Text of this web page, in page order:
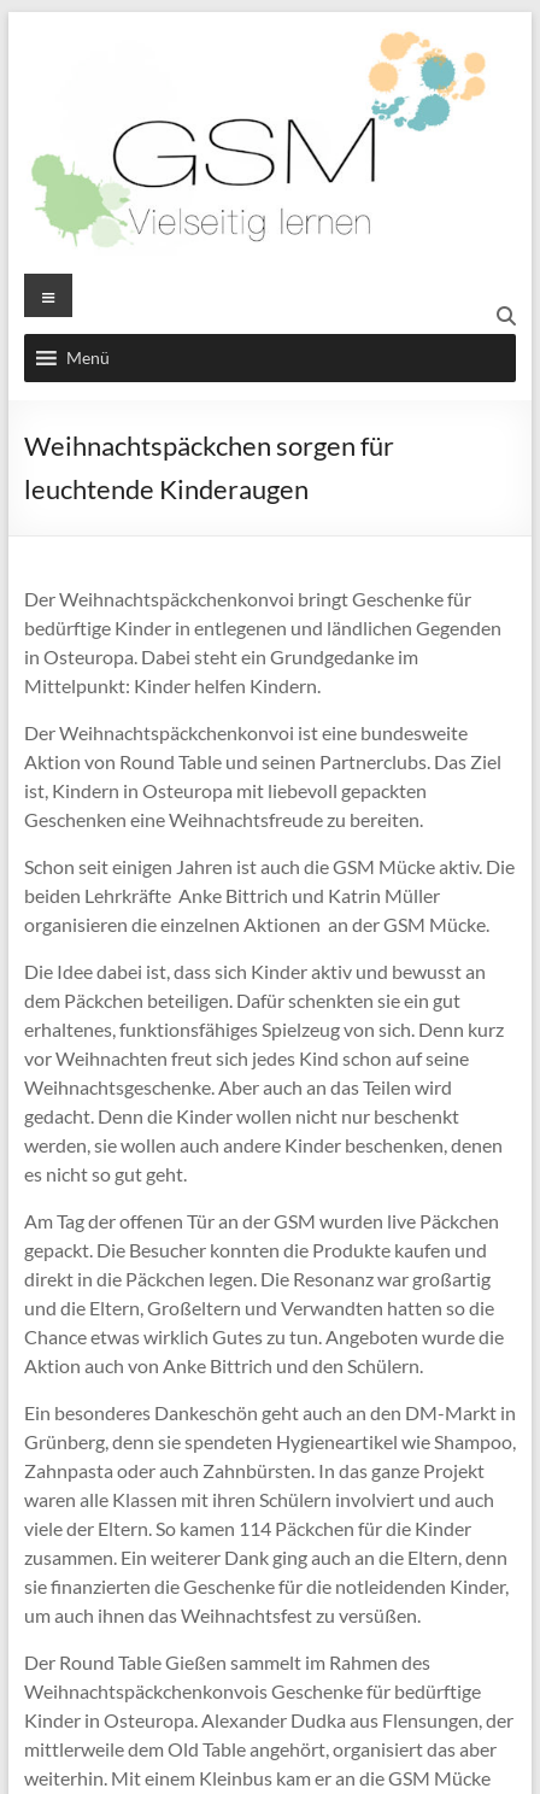
Gesamtschule
Mücke
Menü
Menü
Weihnachtspäckchen sorgen für
leuchtende Kinderaugen
Der Weihnachtspäckchenkonvoi bringt Geschenke für
bedürftige Kinder in entlegenen und ländlichen Gegenden
in Osteuropa. Dabei steht ein Grundgedanke im
Mittelpunkt: Kinder helfen Kindern.
Der Weihnachtspäckchenkonvoi ist eine bundesweite
Aktion von Round Table und seinen Partnerclubs. Das Ziel
ist, Kindern in Osteuropa mit liebevoll gepackten
Geschenken eine Weihnachtsfreude zu bereiten.
Schon seit einigen Jahren ist auch die GSM Mücke aktiv. Die
beiden Lehrkräfte Anke Bittrich und Katrin Müller
organisieren die einzelnen Aktionen an der GSM Mücke.
Die Idee dabei ist, dass sich Kinder aktiv und bewusst an
dem Päckchen beteiligen. Dafür schenkten sie ein gut
erhaltenes, funktionsfähiges Spielzeug von sich. Denn kurz
vor Weihnachten freut sich jedes Kind schon auf seine
Weihnachtsgeschenke. Aber auch an das Teilen wird
gedacht. Denn die Kinder wollen nicht nur beschenkt
werden, sie wollen auch andere Kinder beschenken, denen
es nicht so gut geht.
Am Tag der offenen Tür an der GSM wurden live Päckchen
gepackt. Die Besucher konnten die Produkte kaufen und
direkt in die Päckchen legen. Die Resonanz war großartig
und die Eltern, Großeltern und Verwandten hatten so die
Chance etwas wirklich Gutes zu tun. Angeboten wurde die
Aktion auch von Anke Bittrich und den Schülern.
Ein besonderes Dankeschön geht auch an den DM-Markt in
Grünberg, denn sie spendeten Hygieneartikel wie Shampoo,
Zahnpasta oder auch Zahnbürsten. In das ganze Projekt
waren alle Klassen mit ihren Schülern involviert und auch
viele der Eltern. So kamen 114 Päckchen für die Kinder
zusammen. Ein weiterer Dank ging auch an die Eltern, denn
sie finanzierten die Geschenke für die notleidenden Kinder,
um auch ihnen das Weihnachtsfest zu versüßen.
Der Round Table Gießen sammelt im Rahmen des
Weihnachtspäckchenkonvois Geschenke für bedürftige
Kinder in Osteuropa. Alexander Dudka aus Flensungen, der
mittlerweile dem Old Table angehört, organisiert das aber
weiterhin. Mit einem Kleinbus kam er an die GSM Mücke